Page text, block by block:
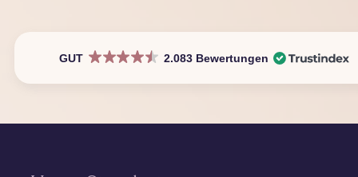
GUT 2.083 Bewertungen